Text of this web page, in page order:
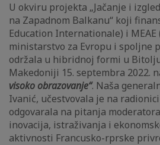
U okviru projekta „Jačanje i
na Zapadnom Balkanu“ koji
Education Internationale) i MEAE
ministarstvo za Evropu i spoljne
održala u hibridnoj formi u
Makedoniji 15. septembra 2022.
visoko obrazovanje“. Naša
Ivanić, učestvovala je na
odgovarala na pitanja
inovacija, istraživanja i
aktivnosti Francusko-rprske